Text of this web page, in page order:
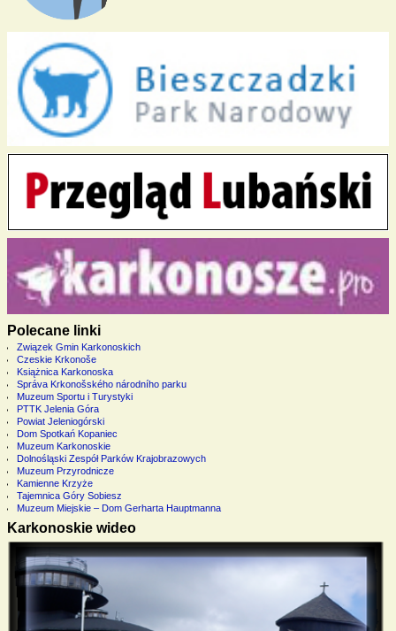
Polecane linki
Związek Gmin Karkonoskich
Czeskie Krkonoše
Książnica Karkonoska
Správa Krkonošského národního parku
Muzeum Sportu i Turystyki
PTTK Jelenia Góra
Powiat Jeleniogórski
Dom Spotkań Kopaniec
Muzeum Karkonoskie
Dolnośląski Zespół Parków Krajobrazowych
Muzeum Przyrodnicze
Kamienne Krzyże
Tajemnica Góry Sobiesz
Muzeum Miejskie – Dom Gerharta Hauptmanna
Karkonoskie wideo